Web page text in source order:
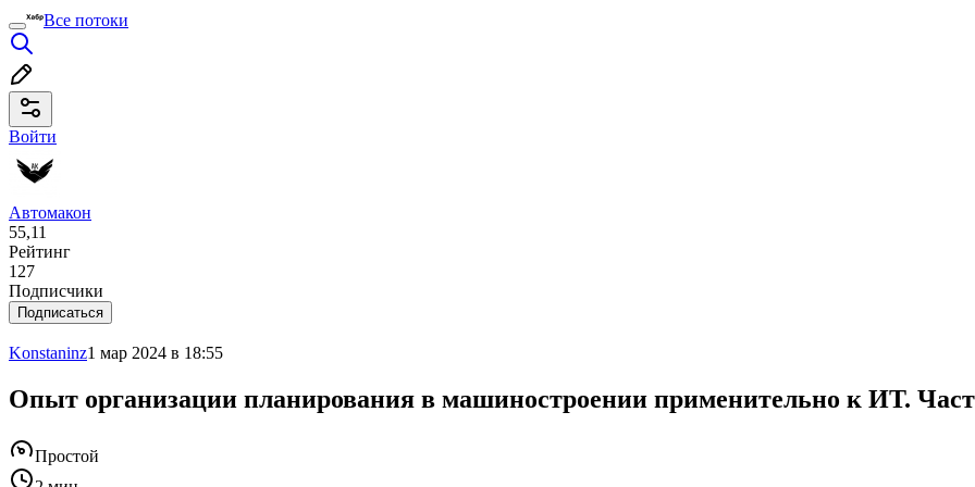
Все потоки
Войти
Автомакон
55,11
Рейтинг
127
Подписчики
Подписаться
Konstaninz1 мар 2024 в 18:55
Опыт организации планирования в машиностроении применительно к ИТ.
Простой